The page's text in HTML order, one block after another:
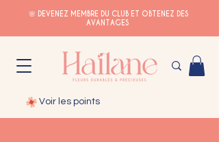
🌸 DEVENEZ MEMBRE DU CLUB ET OBTENEZ DES
AVANTAGES
Voir les points